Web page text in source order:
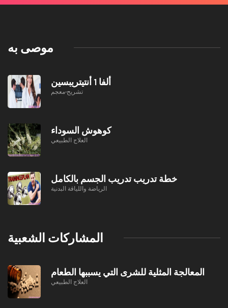
موصى به
ألفا 1 أنتيتريبسين
تشريح-معجم
كوهوش السوداء
العلاج الطبيعي
خطة تدريب تدريب الجسم بالكامل
الرياضة واللياقة البدنية
المشاركات الشعبية
المعالجة المثلية للشرى التي يسببها الطعام
العلاج الطبيعي